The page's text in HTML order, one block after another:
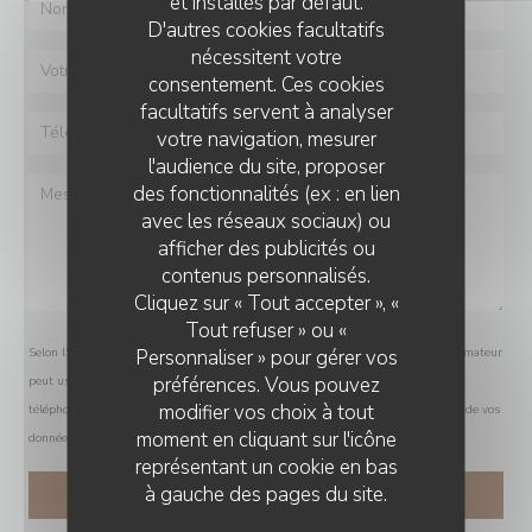
D'autres cookies facultatifs
nécessitent votre
consentement. Ces cookies
facultatifs servent à analyser
votre navigation, mesurer
l'audience du site, proposer
des fonctionnalités (ex : en lien
avec les réseaux sociaux) ou
afficher des publicités ou
contenus personnalisés.
Cliquez sur « Tout accepter », «
Tout refuser » ou «
Personnaliser » pour gérer vos
préférences. Vous pouvez
modifier vos choix à tout
moment en cliquant sur l'icône
représentant un cookie en bas
à gauche des pages du site.
Selon l'article L.223-2 du code de la consommation, il est rappelé que le consommateur
peut user de son droit à s'inscrire sur la liste d'opposition au démarchage
téléphonique Bloctel :
bloctel.gouv.fr. Pour plus d'informations sur le traitement de vos
données, consultez notrepolitique de confidentialité